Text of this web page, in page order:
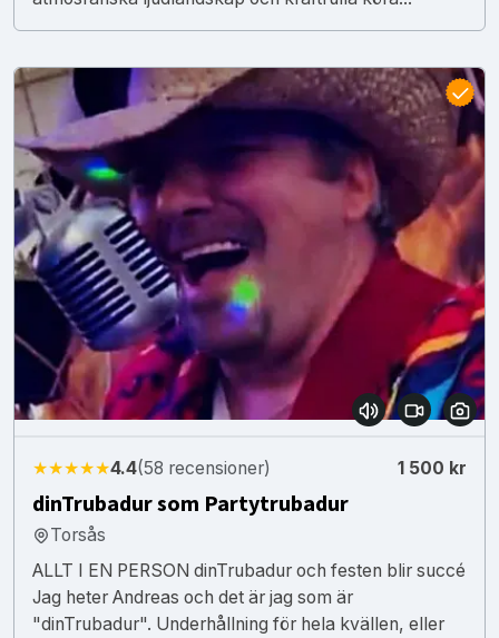
★★★★★4.4(58 recensioner) 1 500 kr
dinTrubadur som Partytrubadur
Torsås
ALLT I EN PERSON dinTrubadur och festen blir succé
Jag heter Andreas och det är jag som är
"dinTrubadur". Underhållning för hela kvällen, eller